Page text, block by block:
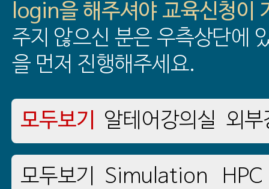
login을 해주셔야 교육신청이
주지 않으신 분은 우측상단에
을 먼저 진행해주세요.
모두보기 알테어강의실 외부
모두보기 Simulation HPC